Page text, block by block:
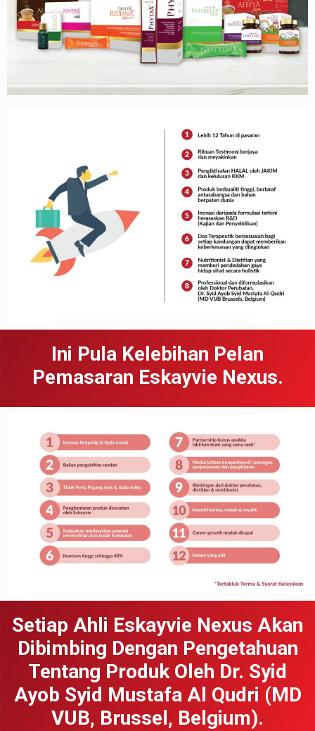
Ini Pula Kelebihan Pelan
Pemasaran Eskayvie Nexus.
Setiap Ahli Eskayvie Nexus Akan
Dibimbing Dengan Pengetahuan
Tentang Produk Oleh Dr. Syid
Ayob Syid Mustafa Al Qudri (MD
VUB, Brussel, Belgium).